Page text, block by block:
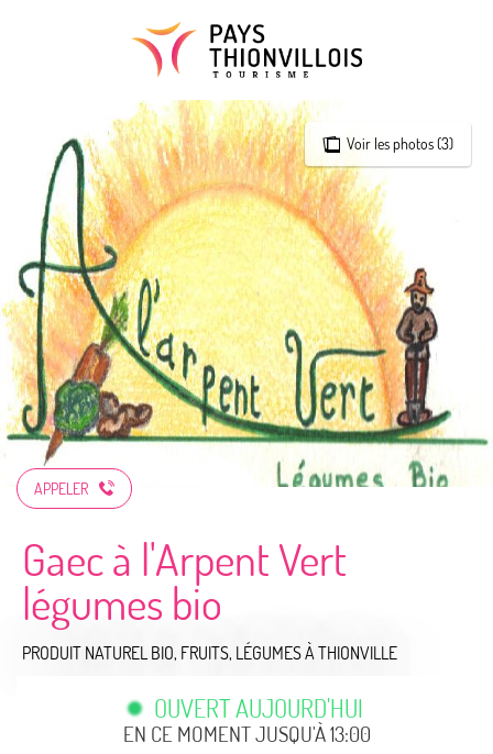
Voir les photos (3)
APPELER
Gaec à l'Arpent Vert
légumes bio
PRODUIT NATUREL BIO, FRUITS, LÉGUMESÀ THIONVILLE
OUVERT AUJOURD'HUI
EN CE MOMENT JUSQU'À 13:00